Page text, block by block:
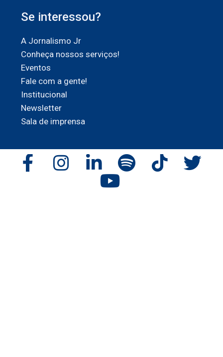
Se interessou?
A Jornalismo Jr
Conheça nossos serviços!
Eventos
Fale com a gente!
Institucional
Newsletter
Sala de imprensa